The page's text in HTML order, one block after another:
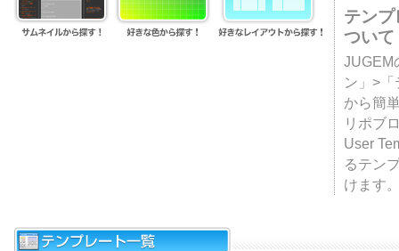
テン
ついて
JUGEM
ン」>
から簡
リポブ
User
るテン
けます